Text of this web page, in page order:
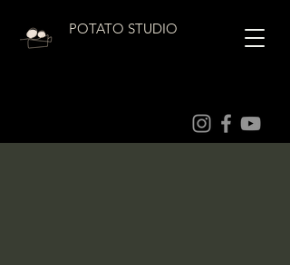
POTATO STUDIO